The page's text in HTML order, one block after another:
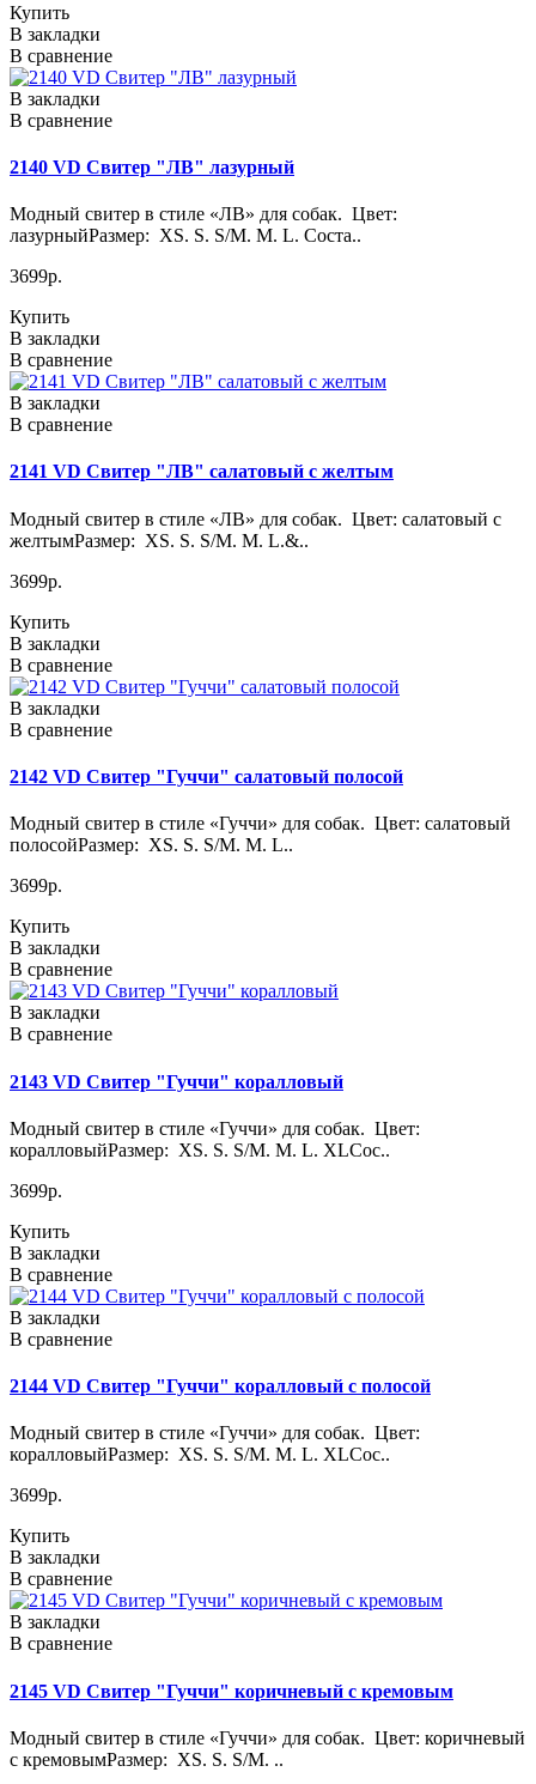
Купить
В закладки
В сравнение
В закладки
В сравнение
2140 VD Свитер "ЛВ" лазурный
Модный свитер в стиле «ЛВ» для собак. Цвет:
лазурныйРазмер: XS. S. S/M. M. L. Соста..
3699р.
Купить
В закладки
В сравнение
В закладки
В сравнение
2141 VD Свитер "ЛВ" салатовый с желтым
Модный свитер в стиле «ЛВ» для собак. Цвет: салатовый с
желтымРазмер: XS. S. S/M. M. L.&..
3699р.
Купить
В закладки
В сравнение
В закладки
В сравнение
2142 VD Свитер "Гуччи" салатовый полосой
Модный свитер в стиле «Гуччи» для собак. Цвет: салатовый
полосойРазмер: XS. S. S/M. M. L..
3699р.
Купить
В закладки
В сравнение
В закладки
В сравнение
2143 VD Свитер "Гуччи" коралловый
Модный свитер в стиле «Гуччи» для собак. Цвет:
коралловыйРазмер: XS. S. S/M. M. L. XLСос..
3699р.
Купить
В закладки
В сравнение
В закладки
В сравнение
2144 VD Свитер "Гуччи" коралловый с полосой
Модный свитер в стиле «Гуччи» для собак. Цвет:
коралловыйРазмер: XS. S. S/M. M. L. XLСос..
3699р.
Купить
В закладки
В сравнение
В закладки
В сравнение
2145 VD Свитер "Гуччи" коричневый с кремовым
Модный свитер в стиле «Гуччи» для собак. Цвет: коричневый
с кремовымРазмер: XS. S. S/M. ..